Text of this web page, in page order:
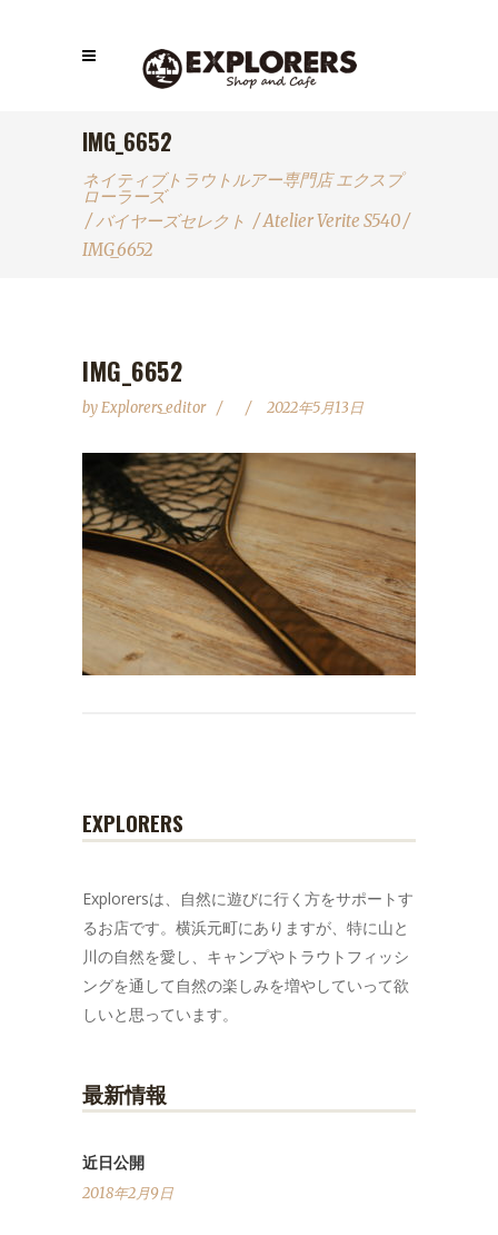
IMG_6652
ネイティブトラウトルアー専門店 エクスプ
ローラーズ
/バイヤーズセレクト /Atelier Verite S540/
IMG_6652
IMG_6652
byExplorers_editor 2022年5月13日
EXPLORERS
Explorersは、自然に遊びに行く方をサポートす
るお店です。横浜元町にありますが、特に山と
川の自然を愛し、キャンプやトラウトフィッシ
ングを通して自然の楽しみを増やしていって欲
しいと思っています。
最新情報
近日公開
2018年2月9日